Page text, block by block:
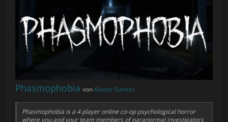
Phasmophobia von Kinetic Games
Phasmophobia is a 4 player online co-op psychological horror
where you and your team members of paranormal investigators